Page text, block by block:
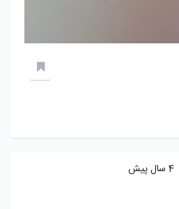
4 سال پیش